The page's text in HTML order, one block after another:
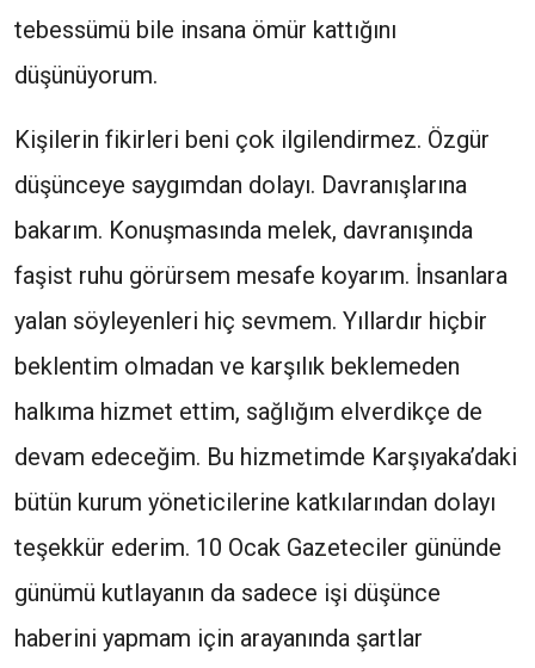
tebessümü bile insana ömür kattığını
düşünüyorum.
Kişilerin fikirleri beni çok ilgilendirmez. Özgür
düşünceye saygımdan dolayı. Davranışlarına
bakarım. Konuşmasında melek, davranışında
faşist ruhu görürsem mesafe koyarım. İnsanlara
yalan söyleyenleri hiç sevmem. Yıllardır hiçbir
beklentim olmadan ve karşılık beklemeden
halkıma hizmet ettim, sağlığım elverdikçe de
devam edeceğim. Bu hizmetimde Karşıyaka’daki
bütün kurum yöneticilerine katkılarından dolayı
teşekkür ederim. 10 Ocak Gazeteciler gününde
günümü kutlayanın da sadece işi düşünce
haberini yapmam için arayanında şartlar